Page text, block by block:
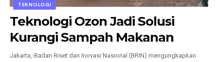
TEKNOLOGI
Teknologi Ozon Jadi Solusi
Kurangi Sampah Makanan
Jakarta,-Badan Riset dan Inovasi Nasional (BRIN) mengungkapkan